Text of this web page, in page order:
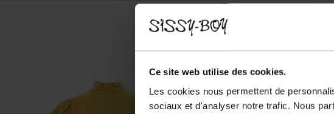
Ce site web utilise des cookies.
Les cookies nous permettent de
sociaux et d'analyser notre trafic. Nous